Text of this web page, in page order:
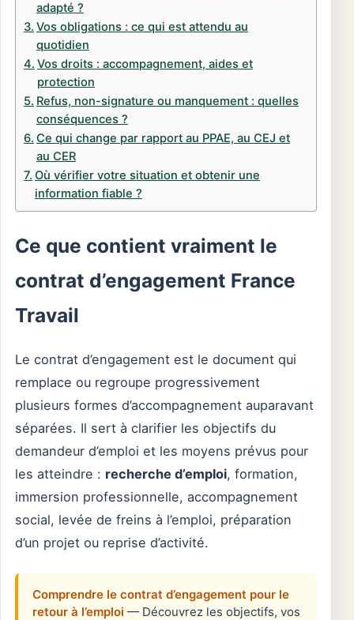
adapté ?
Vos obligations : ce qui est attendu au
quotidien
Vos droits : accompagnement, aides et
protection
Refus, non-signature ou manquement : quelles
conséquences ?
Ce qui change par rapport au PPAE, au CEJ et
au CER
Où vérifier votre situation et obtenir une
information fiable ?
Ce que contient vraiment le
contrat d’engagement France
Travail
Le contrat d’engagement est le document qui
remplace ou regroupe progressivement
plusieurs formes d’accompagnement auparavant
séparées. Il sert à clarifier les objectifs du
demandeur d’emploi et les moyens prévus pour
les atteindre : recherche d’emploi, formation,
immersion professionnelle, accompagnement
social, levée de freins à l’emploi, préparation
d’un projet ou reprise d’activité.
Comprendre le contrat d’engagement pour le
retour à l’emploi — Découvrez les objectifs, vos